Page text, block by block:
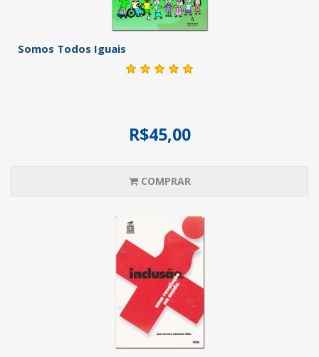
Somos Todos Iguais
R$45,00
COMPRAR